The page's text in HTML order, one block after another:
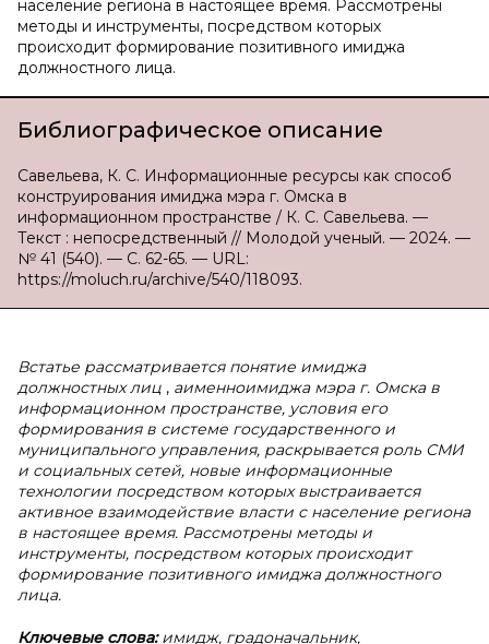
население региона в настоящее время. Рассмотрены
методы и инструменты, посредством которых
происходит формирование позитивного имиджа
должностного лица.
Библиографическое описание
Савельева, К. С. Информационные ресурсы как способ
конструирования имиджа мэра г. Омска в
информационном пространстве / К. С. Савельева. —
Текст : непосредственный // Молодой ученый. — 2024. —
№ 41 (540). — С. 62-65. — URL:
https://moluch.ru/archive/540/118093.
Встатье рассматривается понятие имиджа
должностных лиц , аименноимиджа мэра г. Омска в
информационном пространстве, условия его
формирования в системе государственного и
муниципального управления, раскрывается роль СМИ
и социальных сетей, новые информационные
технологии посредством которых выстраивается
активное взаимодействие власти с население региона
в настоящее время. Рассмотрены методы и
инструменты, посредством которых происходит
формирование позитивного имиджа должностного
лица.
Ключевые слова:имидж, градоначальник,